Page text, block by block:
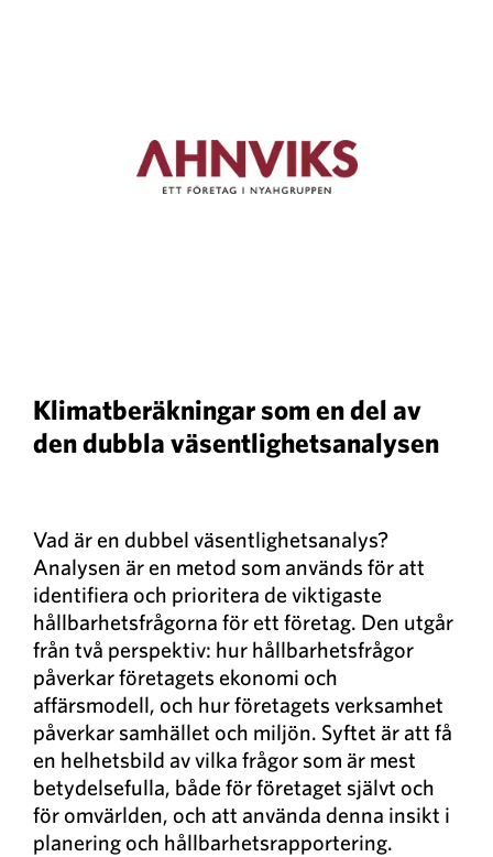
Klimatberäkningar som en del av
den dubbla väsentlighetsanalysen
Vad är en dubbel väsentlighetsanalys?
Analysen är en metod som används för att
identifiera och prioritera de viktigaste
hållbarhetsfrågorna för ett företag. Den utgår
från två perspektiv: hur hållbarhetsfrågor
påverkar företagets ekonomi och
affärsmodell, och hur företagets verksamhet
påverkar samhället och miljön. Syftet är att få
en helhetsbild av vilka frågor som är mest
betydelsefulla, både för företaget självt och
för omvärlden, och att använda denna insikt i
planering och hållbarhetsrapportering.